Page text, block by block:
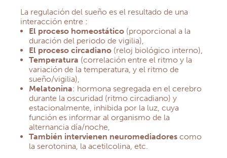
La regulación del sueño es el resultado de una
interacción entre :
El proceso homeostático (proporcional a la
duración del periodo de vigilia),
El proceso circadiano (reloj biológico interno),
Temperatura (correlación entre el ritmo y la
variación de la temperatura, y el ritmo de
sueño/vigilia),
Melatonina: hormona segregada en el cerebro
durante la oscuridad (ritmo circadiano) y
estacionalmente, inhibida por la luz, cuya
función es informar al organismo de la
alternancia día/noche,
También intervienen neuromediadores como
la serotonina, la acetilcolina, etc.